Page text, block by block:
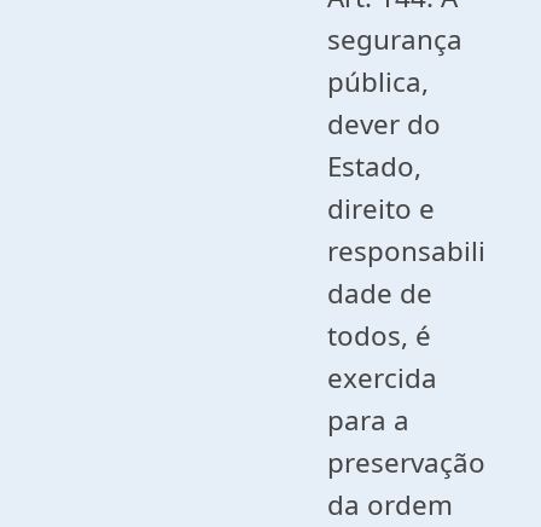
segurança
pública,
dever do
Estado,
direito e
responsabili
dade de
todos, é
exercida
para a
preservação
da ordem